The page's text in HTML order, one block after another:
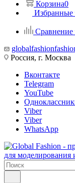
Корзина0
Избранные
Сравнение
Россия, г. Москва
Вконтакте
Telegram
YouTube
Viber
Viber
WhatsApp